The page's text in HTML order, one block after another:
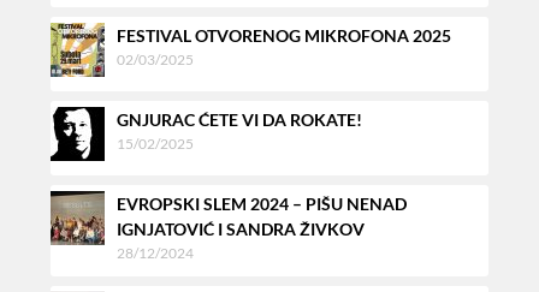
FESTIVAL OTVORENOG MIKROFONA 2025
02/03/2025
GNJURAC ĆETE VI DA ROKATE!
15/02/2025
EVROPSKI SLEM 2024 – PIŠU NENAD
IGNJATOVIĆ I SANDRA ŽIVKOV
28/12/2024